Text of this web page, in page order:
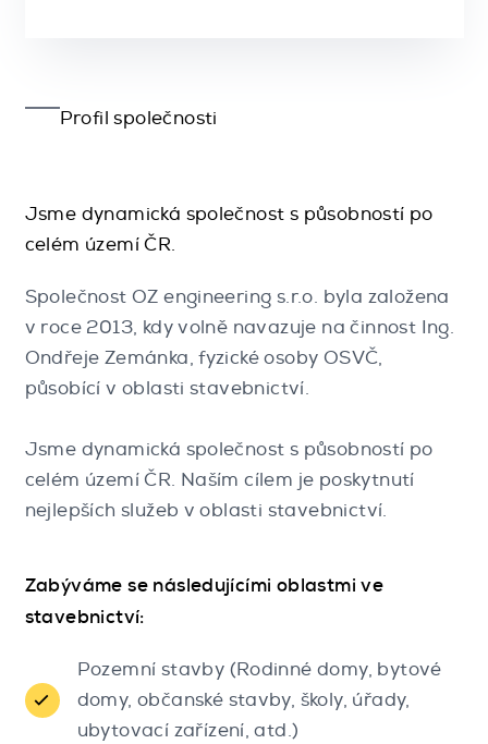
Profil společnosti
Jsme dynamická společnost s působností po
celém území ČR.
Společnost OZ engineering s.r.o. byla založena
v roce 2013, kdy volně navazuje na činnost Ing.
Ondřeje Zemánka, fyzické osoby OSVČ,
působící v oblasti stavebnictví.
Jsme dynamická společnost s působností po
celém území ČR. Naším cílem je poskytnutí
nejlepších služeb v oblasti stavebnictví.
Zabýváme se následujícími oblastmi ve
stavebnictví:
Pozemní stavby (Rodinné domy, bytové
domy, občanské stavby, školy, úřady,
ubytovací zařízení, atd.)